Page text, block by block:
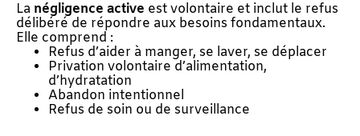
La négligence active est volontaire et inclut le refus
délibéré de répondre aux besoins fondamentaux.
Elle comprend :
Refus d’aider à manger, se laver, se déplacer
Privation volontaire d’alimentation,
d’hydratation
Abandon intentionnel
Refus de soin ou de surveillance